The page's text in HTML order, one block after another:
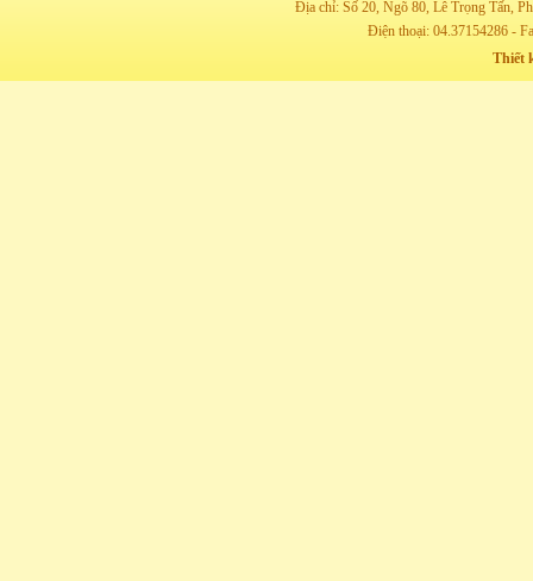
Địa chỉ: Số 20, Ngõ 80, Lê Trọng Tấn,
Điện thoại: 04.37154286 -
Thiết